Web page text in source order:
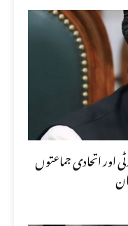
اور اتحادی جماعتوں